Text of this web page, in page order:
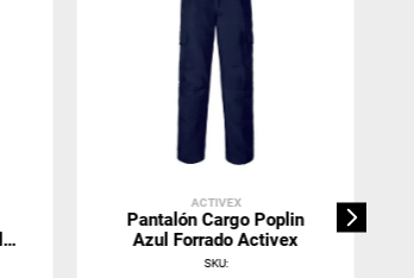
ACTIVEX
Pantalón Cargo Poplin
Azul Forrado Activex
SKU: